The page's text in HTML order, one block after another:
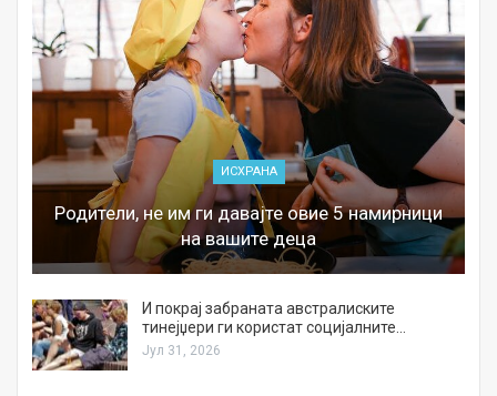
ИСХРАНА
Родители, не им ги давајте овие 5 намирници
на вашите деца
И покрај забраната австралиските
тинејџери ги користат социјалните…
Јул 31, 2026